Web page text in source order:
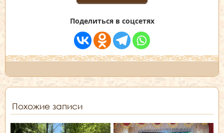
Поделиться в соцсетях
Похожие записи